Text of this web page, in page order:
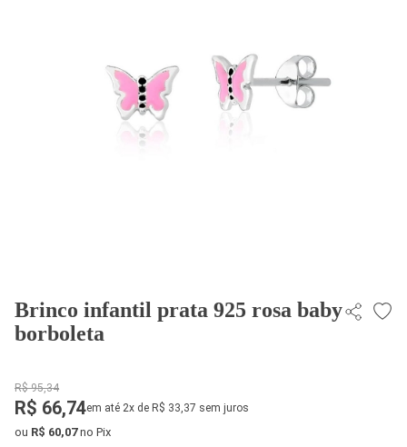
Brinco infantil prata 925 rosa baby
borboleta
R$ 95,34
R$ 66,74em até 2x de R$ 33,37 sem juros
ou R$ 60,07no Pix